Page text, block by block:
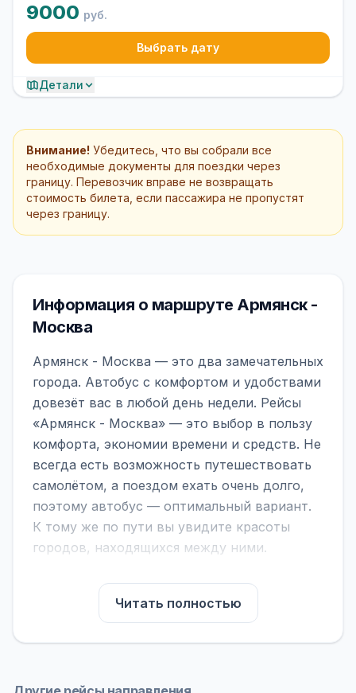
9000 руб.
Выбрать дату
Детали
Внимание! Убедитесь, что вы собрали все
необходимые документы для поездки через
границу. Перевозчик вправе не возвращать
стоимость билета, если пассажира не пропустят
через границу.
Информация о маршруте Армянск -
Москва
Армянск - Москва — это два замечательных
города. Автобус с комфортом и удобствами
довезёт вас в любой день недели. Рейсы
«Армянск - Москва» — это выбор в пользу
комфорта, экономии времени и средств. Не
всегда есть возможность путешествовать
самолётом, а поездом ехать очень долго,
поэтому автобус — оптимальный вариант.
К тому же по пути вы увидите красоты
городов, находящихся между ними.
На нашем сайте вы можете найти
расписание автобусов Армянск - Москва,
сравнить рейсы и выбрать подходящий.
Если важна скорость — обратите внимание
комфорт — выбирайте большие автобусы
Читать полностью